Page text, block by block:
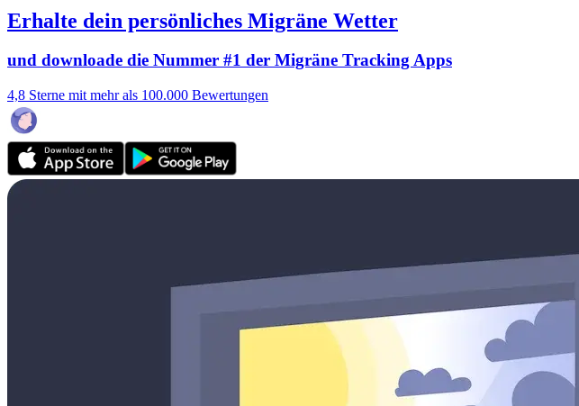
Erhalte dein persönliches Migräne Wetter
und downloade die Nummer #1 der Migräne Tracking Apps
4,8 Sterne mit mehr als 100.000 Bewertungen